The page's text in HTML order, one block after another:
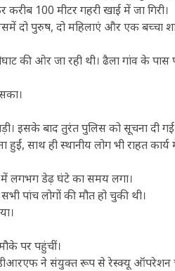
100 मीटर गहरी खाई में जा गिरी।
दो पुरुष, दो महिलाएं और एक बच्चा
की ओर जा रही थी। ढैला गांव के
इसके बाद तुरंत पुलिस को सूचना दी
साथ ही स्थानीय लोग भी राहत
लगभग डेढ़ घंटे का समय लगा।
पांच लोगों की मौत हो चुकी थी।
पर पहुंचीं।
एसडीआरएफ ने संयुक्त रूप से रेस्क्यू ऑपरेशन